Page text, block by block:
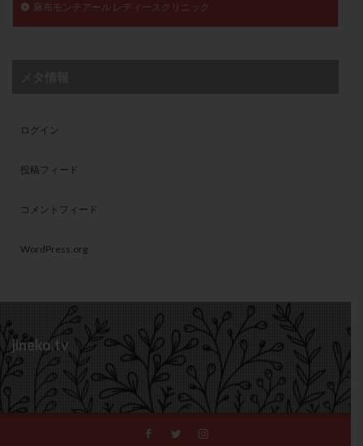
麻布モンテアール レディースクリニック
ログイン
投稿フィード
コメントフィード
WordPress.org
jineko.tv